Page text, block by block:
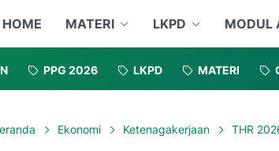
HOME MATERI LKPD MODUL
PPG 2026 LKPD MATERI
Ekonomi Ketenagakerjaan THR